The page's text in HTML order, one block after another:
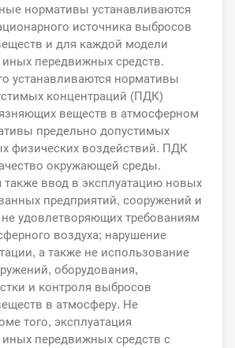
нормативы устанавливаются
источника выбросов
и для каждой модели
иных передвижных средств.
устанавливаются нормативы
концентраций (ПДК)
веществ в атмосферном
предельно допустимых
физических воздействий. ПДК
окружающей среды.
также ввод в эксплуатацию новых
предприятий, сооружений и
удовлетворяющих требованиям
воздуха; нарушение
а также не использование
оборудования,
и контроля выбросов
в атмосферу. Не
того, эксплуатация
иных передвижных средств с